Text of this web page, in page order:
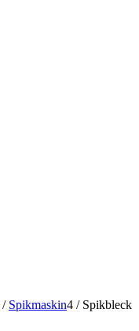
/ Spikmaskin4 / Spikbleck